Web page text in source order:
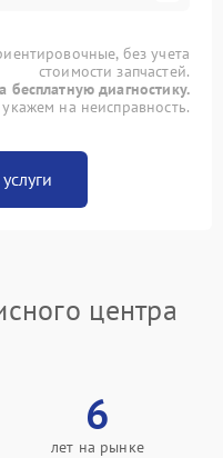
без учета
стоимости запчастей.
бесплатную диагностику.
на неисправность.
центра
6
лет на рынке